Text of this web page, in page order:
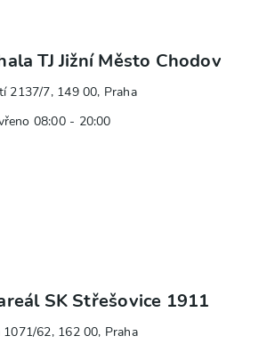
TJ Jižní Město Chodov
2137/7, 149 00, Praha
08:00 - 20:00
SK Střešovice 1911
1071/62, 162 00, Praha